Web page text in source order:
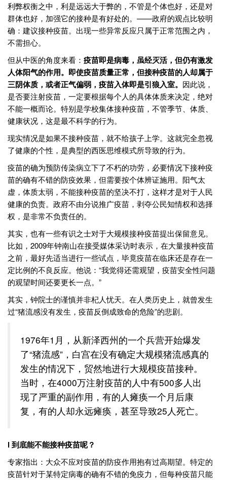
利弊权衡之中，利是远远大于弊的，不管是个体也好，还是对
群体也好，加强它的接种是有好处的。——政府的观点比较明
确：建议接种疫苗。出现一些异常反应只属于正常范围之内，
不需担心。
但从中医的角度来看： 疫苗即是病毒，虽经灭活，但仍有激发
人体阳气的作用。即使疫苗质量正常，但接种疫苗的人却属于
三阴体质，或者正气偏弱，疫苗入体即是引狼入室。 因此说，
是否要注射疫苗，一定要根据每个人的具体体质来决定，绝对
不能一概而论。特别是学校集体接种疫苗，不管季节、体质、
健康状况，这是最不科学的行为。
现实情况是如果不接种疫苗，就不给孩子上学。这就完全忽视
了健康的个性，是典型的西医思维模式所导致的行为。
疫苗的确为预防传染病立下了不朽的功劳，必要情况下接种疫
苗的确有不错的防疫效果，但需要按个体辨证施用。阳气太
虚，体质太弱，不能接种疫苗的坚决不打，这样才是对于人民
健康的负责。政府不由分说推广疫苗，剥夺公民知情权和选择
权，是非常不负责任的。
其实，也有一些有识之士对于大规模接种疫苗提出保留意见。
比如，2009年钟南山在接受媒体采访时表示，在大量接种疫苗
之前，最好先适当进行一些试点，毕竟疫苗在临床还是存在一
定比例的不良反应。他说：“我觉得还需观望，疫苗安全性问题
的观望时间还要更长一点。”
其实，钟院士的谨慎并非杞人忧天。在人类历史上，就曾发生
过“猪流感没有发生，疫苗反倒成致命的危险”的悲剧。
1976年1月，从新泽西州的一个兵营开始爆发
了“猪流感”，白宫在没有确定大规模猪流感真的
发生的情况下，贸然地进行大规模疫苗接种。
当时，在4000万注射疫苗的人中有500多人出
现了严重的副作用，有的人瘫痪一个月后康
复，有的人却永远瘫痪，甚至导致25人死亡。
l 到底能不能接种疫苗呢？
专家指出：大众不应对疫苗的防疫作用抱有过高期望。特定的
疫苗针对于某特定病毒的确有不错的免疫力，但每种疫苗只能